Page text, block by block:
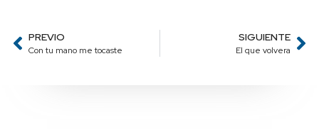
PREVIO
Con tu mano me tocaste
SIGUIENTE
El que volvera